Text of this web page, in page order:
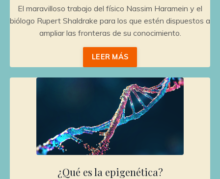
El maravilloso trabajo del físico Nassim Haramein y el
biólogo Rupert Shaldrake para los que estén dispuestos a
ampliar las fronteras de su conocimiento.
LEER MÁS
¿Qué es la epigenética?